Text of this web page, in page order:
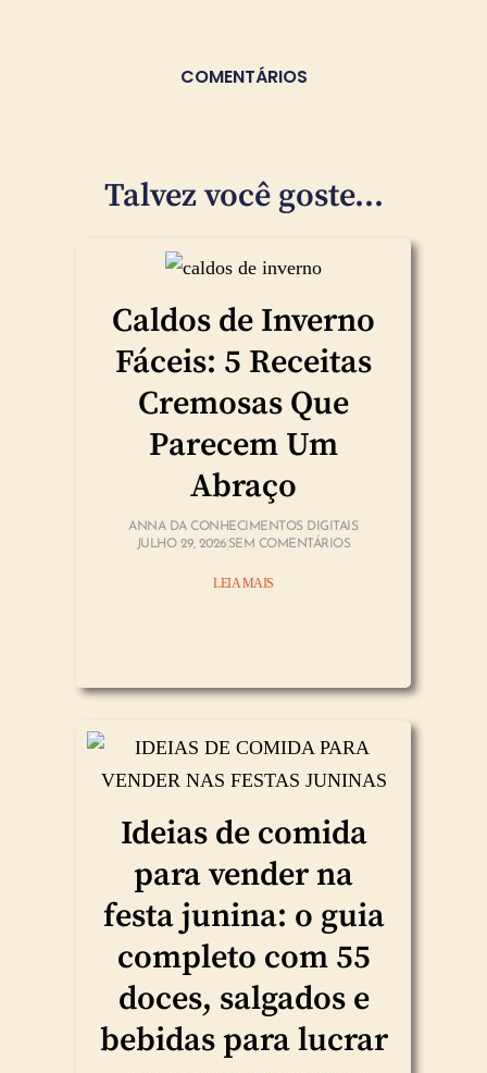
COMENTÁRIOS
Talvez você goste...
Caldos de Inverno
Fáceis: 5 Receitas
Cremosas Que
Parecem Um
Abraço
ANNA DA CONHECIMENTOS DIGITAIS
JULHO 29, 2026 SEM COMENTÁRIOS
LEIA MAIS
Ideias de comida
para vender na
festa junina: o guia
completo com 55
doces, salgados e
bebidas para lucrar